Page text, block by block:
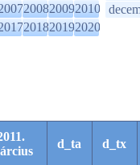
200820092010
201820192020
d_ta d_tx